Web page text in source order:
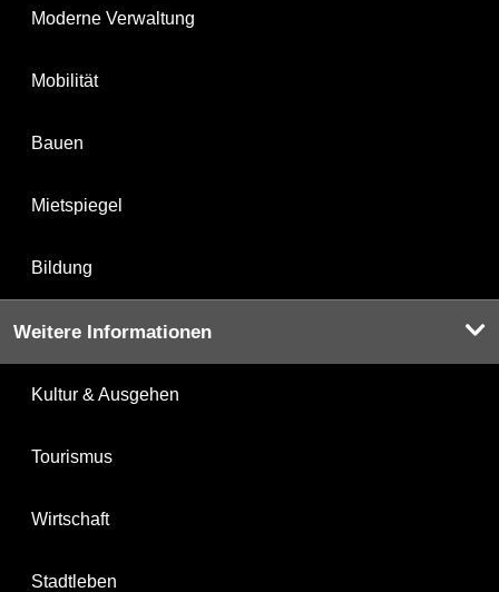
Moderne Verwaltung
Mobilität
Bauen
Mietspiegel
Bildung
Weitere Informationen
Kultur & Ausgehen
Tourismus
Wirtschaft
Stadtleben